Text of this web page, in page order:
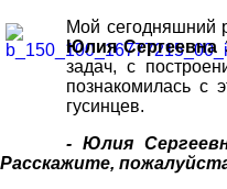
Мой сегодняшний
Юлия Сергеевна
задач, с
познакомилась с
гусинцев.
- Юлия
Расскажите,